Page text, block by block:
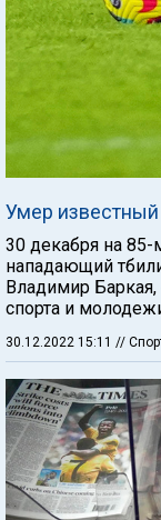
Умер
30 декабря на
нападающий
Владимир
спорта и
30.12.2022 15:11 //